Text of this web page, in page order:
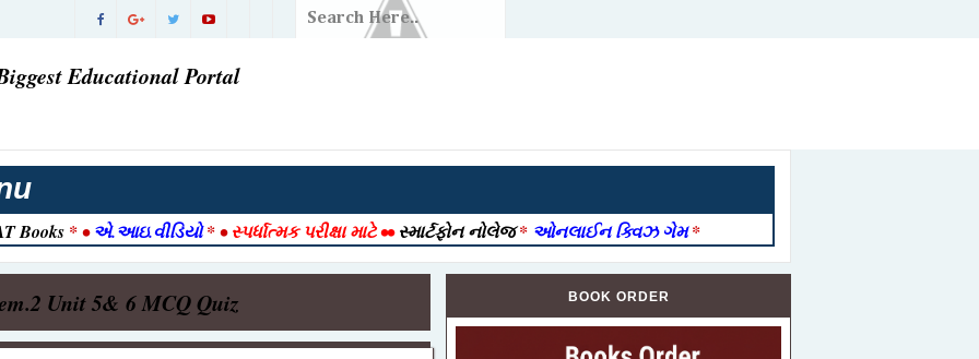
|
ગઈ
2026
આવી ગઈ
Educational Portal
Books * •એ.આઇ.વીડિયો* •સ્પર્ધાત્મક પરીક્ષા માટે••સ્માર્ટફોન નોલેજ* ઓનલાઈન ક્વિઝ ગેમ*
Unit 5& 6 MCQ Quiz BOOK ORDER